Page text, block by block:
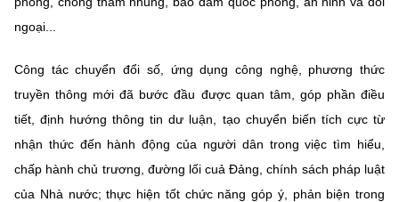
ngoại...
Công tác chuyển đổi số, ứng dụng công nghệ, phương thức
truyền thông mới đã bước đầu được quan tâm, góp phần điều
tiết, định hướng thông tin dư luận, tạo chuyển biến tích cực từ
nhận thức đến hành động của người dân trong việc tìm hiểu,
chấp hành chủ trương, đường lối cuả Đảng, chính sách pháp luật
của Nhà nước; thực hiện tốt chức năng góp ý, phản biện trong